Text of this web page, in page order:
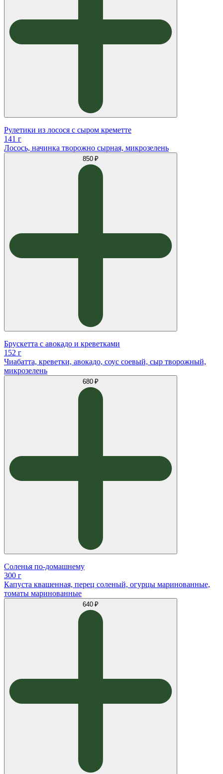
Рулетики из лосося с сыром креметте
141 г
Лосось, начинка творожно сырная, микрозелень
850 ₽
Брускетта с авокадо и креветками
152 г
Чиабатта, креветки, авокадо, соус соевый, сыр творожный,
микрозелень
680 ₽
Соленья по-домашнему
300 г
Капуста квашенная, перец соленый, огурцы маринованные,
томаты маринованные
640 ₽